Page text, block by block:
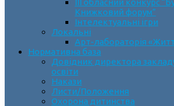
Книжковий форум”
Інтелектуальні ігри
Локальні
Арт-лабораторія
Нормативна база
Довідник директора
освіти
Накази
Листи/Положення
Охорона дитинства